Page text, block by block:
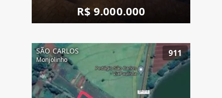
R$ 9.000.000
SÃO CARLOS
Monjolinho
911